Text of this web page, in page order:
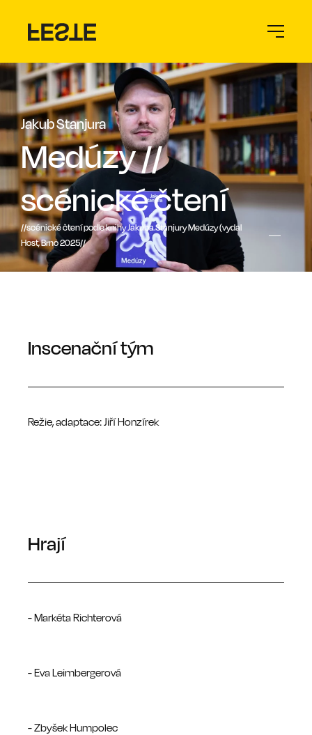
Jakub Stanjura
Medúzy //
scénické čtení
//scénické čtení podle knihy Jakuba Stanjury Medúzy (vydal
Host, Brno 2025//
Inscenační tým
Režie, adaptace: Jiří Honzírek
Hrají
- Markéta Richterová
- Eva Leimbergerová
- Zbyšek Humpolec